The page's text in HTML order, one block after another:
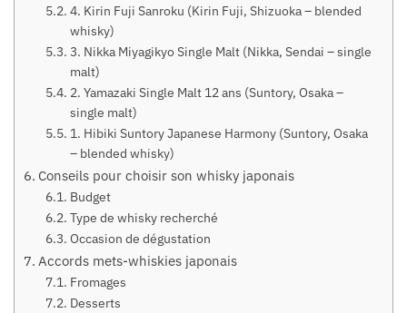
4. Kirin Fuji Sanroku (Kirin Fuji, Shizuoka – blended
whisky)
3. Nikka Miyagikyo Single Malt (Nikka, Sendai – single
malt)
2. Yamazaki Single Malt 12 ans (Suntory, Osaka –
single malt)
1. Hibiki Suntory Japanese Harmony (Suntory, Osaka
– blended whisky)
Conseils pour choisir son whisky japonais
Budget
Type de whisky recherché
Occasion de dégustation
Accords mets-whiskies japonais
Fromages
Desserts